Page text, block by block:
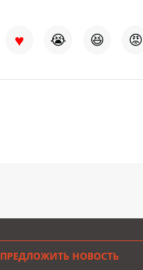
♥ 😭 😆 😡
ПРЕДЛОЖИТЬ НОВОСТЬ